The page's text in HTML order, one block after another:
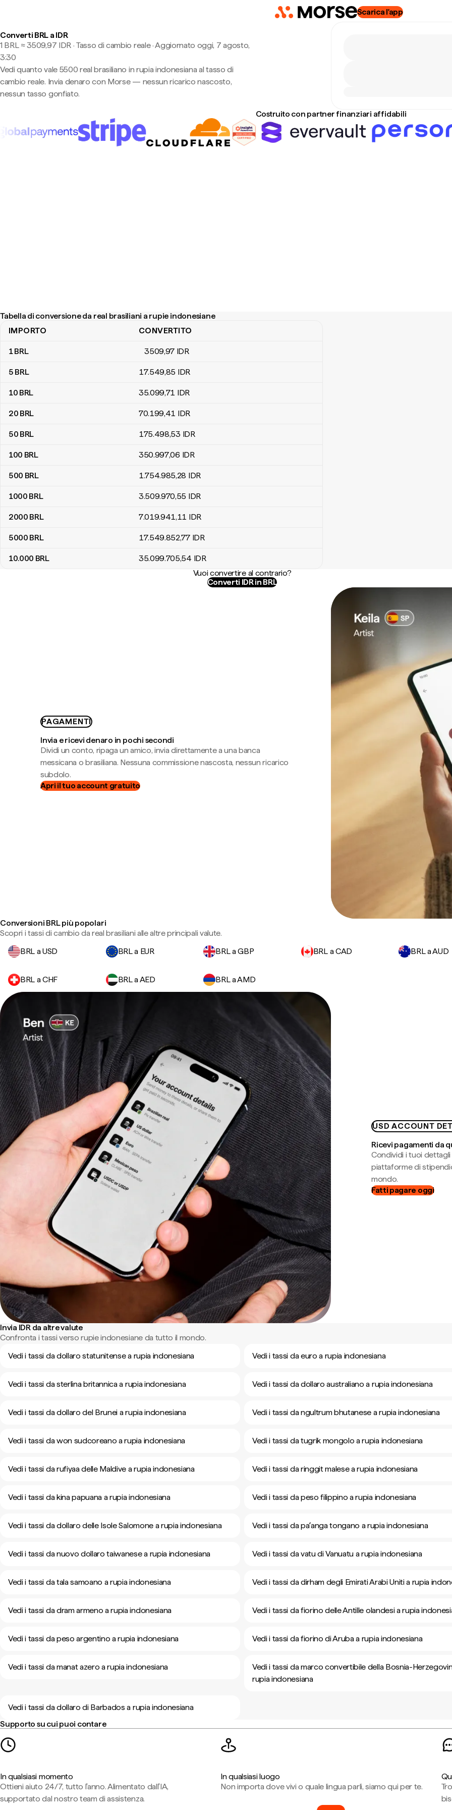
Scarica l'app
Converti BRL a IDR
1 BRL ≈ 3509,97 IDR · Tasso di cambio reale·Aggiornato oggi, 7 agosto,
3:30
Vedi quanto vale 5500 real brasiliano in rupia indonesiana al tasso di
cambio reale. Invia denaro con Morse — nessun ricarico nascosto,
nessun tasso gonfiato.
Costruito con partner finanziari affidabili
Tabella di conversione da real brasiliani a rupie indonesiane
Tabella di conversione da real brasiliani a rupie indonesiane
IMPORTO CONVERTITO
1BRL 3509,97 IDR
5 BRL 17.549,85 IDR
10 BRL 35.099,71 IDR
20 BRL 70.199,41 IDR
50 BRL 175.498,53 IDR
100 BRL 350.997,06 IDR
500 BRL 1.754.985,28 IDR
1000 BRL 3.509.970,55 IDR
2000 BRL 7.019.941,11 IDR
5000 BRL 17.549.852,77 IDR
10.000 BRL 35.099.705,54 IDR
Vuoi convertire al contrario?
Converti IDR in BRL
PAGAMENTI
Invia e ricevi denaro in pochi secondi
Dividi un conto, ripaga un amico, invia direttamente a una banca
messicana o brasiliana. Nessuna commissione nascosta, nessun ricarico
subdolo.
Apri il tuo account gratuito
Conversioni BRL più popolari
Scopri i tassi di cambio da real brasiliani alle altre principali valute.
BRL a USD
BRL a EUR BRL a GBP BRL a CAD BRL a AUD
BRL a CHF BRL a AED BRL a AMD
USD ACCOUNT
Ricevi pagamenti da
Condividi i tuoi dettagli
piattaforme di
mondo.
Fatti pagare oggi
Invia IDR da altre valute
Confronta i tassi verso rupie indonesiane da tutto il mondo.
Vedi i tassi da dollaro statunitense a rupia indonesiana
Vedi i tassi da euro a rupia indonesiana
Vedi i tassi da sterlina britannica a rupia indonesiana Vedi i tassi da dollaro australiano a rupia indonesiana
Vedi i tassi da dollaro del Brunei a rupia indonesiana Vedi i tassi da ngultrum bhutanese a rupia indonesiana
Vedi i tassi da won sudcoreano a rupia indonesiana Vedi i tassi da tugrik mongolo a rupia indonesiana
Vedi i tassi da rufiyaa delle Maldive a rupia indonesiana Vedi i tassi da ringgit malese a rupia indonesiana
Vedi i tassi da kina papuana a rupia indonesiana Vedi i tassi da peso filippino a rupia indonesiana
Vedi i tassi da dollaro delle Isole Salomone a rupia indonesiana Vedi i tassi da paʻanga tongano a rupia indonesiana
Vedi i tassi da nuovo dollaro taiwanese a rupia indonesiana Vedi i tassi da vatu di Vanuatu a rupia indonesiana
Vedi i tassi da tala samoano a rupia indonesiana Vedi i tassi da dirham degli Emirati Arabi Uniti a rupia
Vedi i tassi da dram armeno a rupia indonesiana Vedi i tassi da fiorino delle Antille olandesi a rupia
Vedi i tassi da peso argentino a rupia indonesiana Vedi i tassi da fiorino di Aruba a rupia indonesiana
Vedi i tassi da manat azero a rupia indonesiana
Vedi i tassi da marco convertibile della Bosnia-
rupia indonesiana
Vedi i tassi da dollaro di Barbados a rupia indonesiana
Supporto su cui puoi contare
In qualsiasi momento
Ottieni aiuto 24/7, tutto l'anno. Alimentato dall'IA,
supportato dal nostro team di assistenza.
In qualsiasi luogo
Non importa dove vivi o quale lingua parli, siamo qui per te.